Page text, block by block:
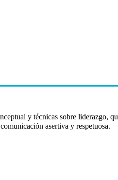
y técnicas sobre liderazgo,
asertiva y respetuosa.